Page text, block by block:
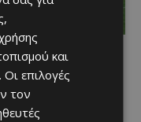
και
επιλογές
τον